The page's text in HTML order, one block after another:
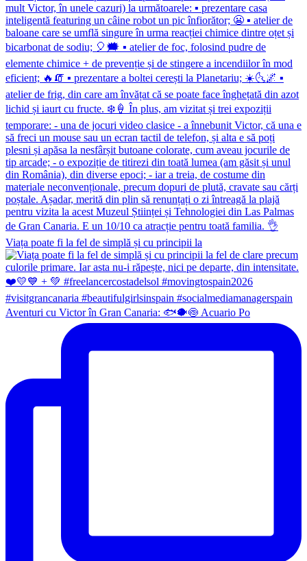
Viața poate fi la fel de simplă și cu principii la
Aventuri cu Victor în Gran Canaria: 🐟🐡🍥 Acuario Po